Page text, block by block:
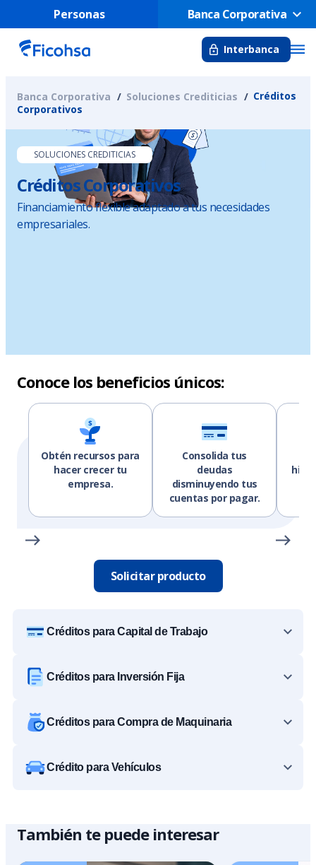
Personas Banca Corporativa
Interbanca
Banca Corporativa Soluciones Crediticias
Créditos
Corporativos
SOLUCIONES CREDITICIAS
Créditos Corporativos
Financiamiento flexible adaptado a tus necesidades
empresariales.
Conoce los beneficios únicos:
Obtén recursos para
hacer crecer tu
empresa.
Consolida tus
deudas
disminuyendo tus
cuentas por pagar.
Solicitar producto
Créditos para Capital de Trabajo
Créditos para Inversión Fija
Créditos para Compra de Maquinaria
Crédito para Vehículos
También te puede interesar